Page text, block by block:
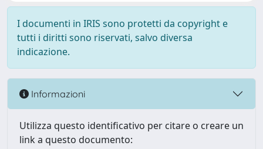
I documenti in IRIS sono protetti da copyright e
tutti i diritti sono riservati, salvo diversa
indicazione.
Informazioni
Utilizza questo identificativo per citare o creare un
link a questo documento: